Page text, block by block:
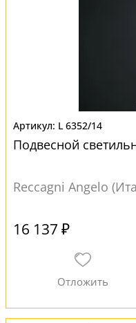
L 6352/14
Подвесной
Reccagni Angelo
16 137 ₽